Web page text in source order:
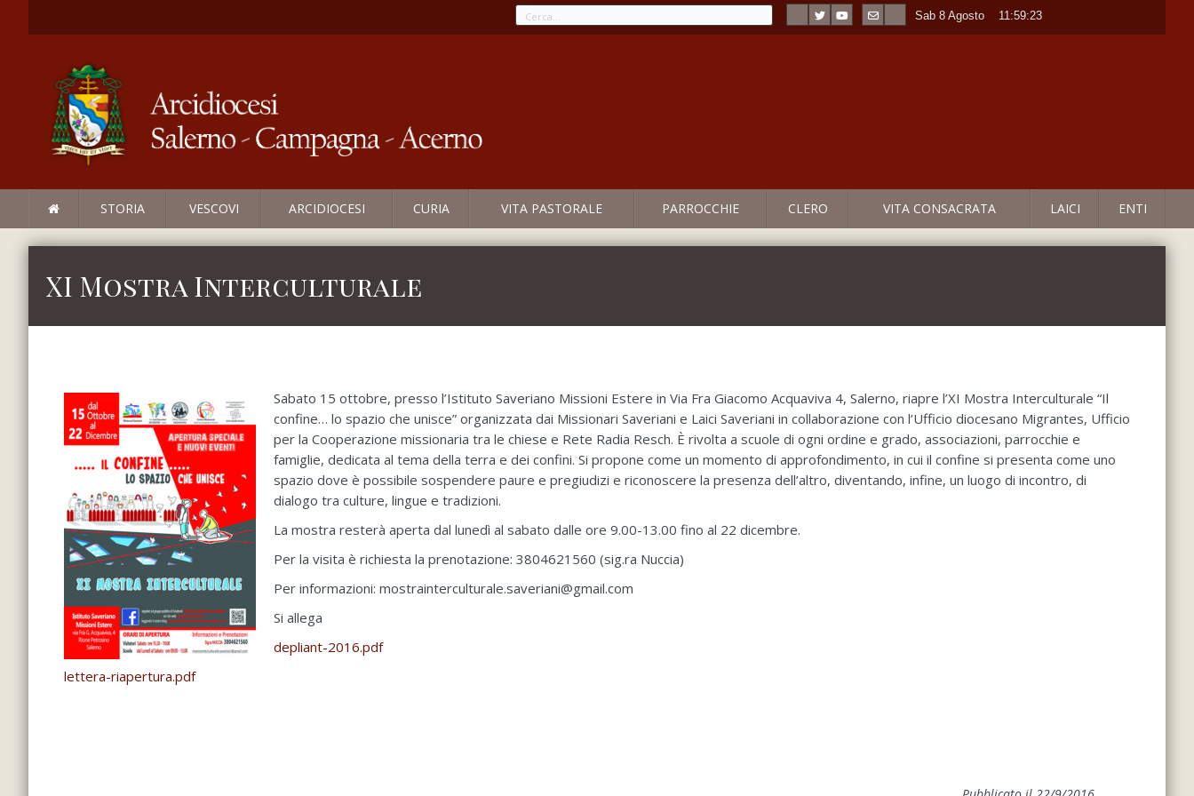
Sab 8 Agosto 11:59:23
STORIA VESCOVI ARCIDIOCESI CURIA VITA PASTORALE PARROCCHIE CLERO VITA CONSACRATA LAICI ENTI
XI Mostra Interculturale
Sabato 15 ottobre, presso l’Istituto Saveriano Missioni Estere in Via Fra Giacomo Acquaviva 4, Salerno, riapre l’XI Mostra Interculturale “Il
confine… lo spazio che unisce” organizzata dai Missionari Saveriani e Laici Saveriani in collaborazione con l’Ufficio diocesano Migrantes, Ufficio
per la Cooperazione missionaria tra le chiese e Rete Radia Resch. È rivolta a scuole di ogni ordine e grado, associazioni, parrocchie e
famiglie, dedicata al tema della terra e dei confini. Si propone come un momento di approfondimento, in cui il confine si presenta come uno
spazio dove è possibile sospendere paure e pregiudizi e riconoscere la presenza dell’altro, diventando, infine, un luogo di incontro, di
dialogo tra culture, lingue e tradizioni.
La mostra resterà aperta dal lunedì al sabato dalle ore 9.00-13.00 fino al 22 dicembre.
Per la visita è richiesta la prenotazione: 3804621560 (sig.ra Nuccia)
Per informazioni: mostrainterculturale.saveriani@gmail.com
Si allega
depliant-2016.pdf
lettera-riapertura.pdf